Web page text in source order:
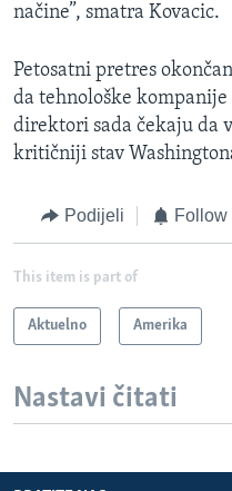
načine”, smatra Kovacic.
Petosatni pretres
da tehnološke
direktori sada čekaju da
kritičniji stav
Podijeli Follow
This item is part of
Aktuelno Amerika
Nastavi čitati